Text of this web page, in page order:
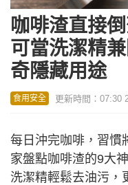
咖啡渣直接
可當洗潔精
奇隱藏用途
食用安全 更新時間：07:30
每日沖完咖啡，習慣
家盤點咖啡渣的9大
洗潔精輕鬆去油污，